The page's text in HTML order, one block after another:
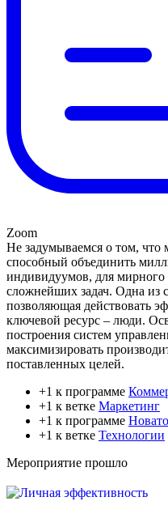
Zoom
Не задумываемся о том,
способный объединить
индивидуумов, для
сложнейших задач. Одна из
позволяющая действовать
ключевой ресурс – люди.
построения систем
максимизировать
поставленных целей.
+1 к программе
+1 к ветке Маркетинг
+1 к программе
+1 к ветке Технологии
Мероприятие прошло